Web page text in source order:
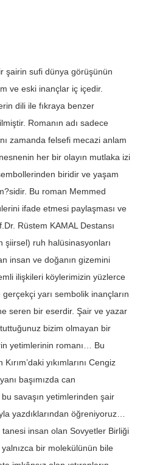
şairin sufi dünya görüşünün
ve eski inançlar iç içedir.
dili ile fıkraya benzer
Romanın adı sadece
zamanda felsefi mecazi anlam
her bir olayın mutlaka izi
biridir ve yaşam
Bu roman Memmed
ifade etmesi paylaşması ve
Rüstem KAMAL Destansı
ruh halüsinasyonları
insan ve doğanın gizemini
ilişkileri köylerimizin yüzlerce
gerçekçi yarı sembolik inançların
seren bir eserdir. Şair ve yazar
bizim olmayan bir
yetimlerinin romanı… Bu
yıkımlarını Cengiz
başımızda can
bu savaşın yetimlerinden şair
yazdıklarından öğreniyoruz…
tanesi insan olan Sovyetler Birliği
bir molekülünün bile